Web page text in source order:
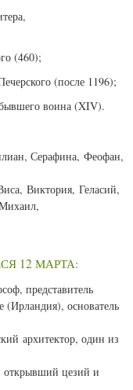
(460);
(после 1196);
воина (XIV).
Серафина, Феофан,
Виктория, Геласий,
12 МАРТА:
представитель
(Ирландия), основатель
архитектор, один из
цезий и